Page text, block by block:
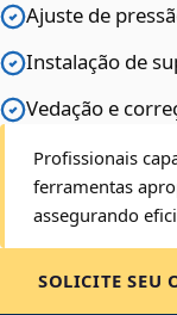
Ajuste de
Instalação de
Vedação e
Profissionais
ferramentas
assegurando
SOLICITE SEU